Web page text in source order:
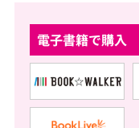
電子書籍で購入